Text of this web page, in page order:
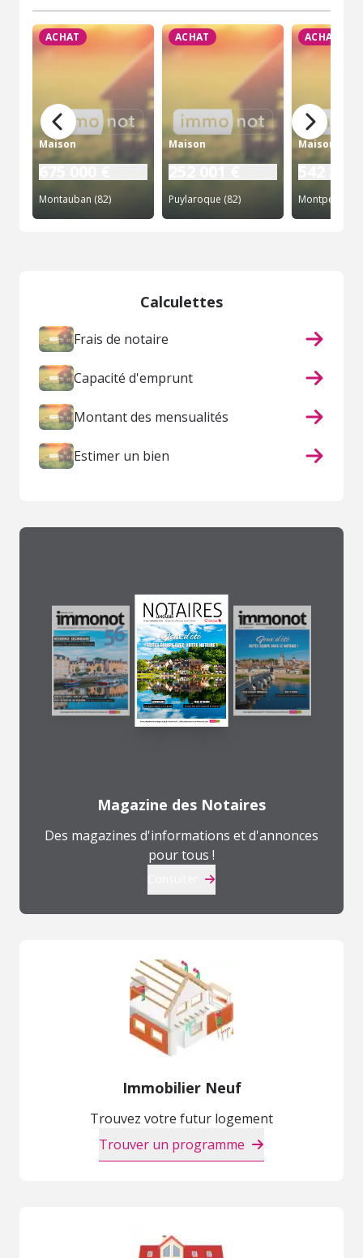
ACHAT
Maison
Montauban (82)
ACHAT
Maison
Puylaroque (82)
ACHAT
Maison
Calculettes
Frais de notaire
Capacité d'emprunt
Montant des mensualités
Estimer un bien
Magazine des Notaires
Des magazines d'informations et d'annonces
pour tous !
Immobilier Neuf
Trouvez votre futur logement
Trouver un programme